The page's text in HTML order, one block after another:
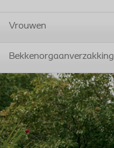
Vrouwen
Bekkenorgaanverzakking